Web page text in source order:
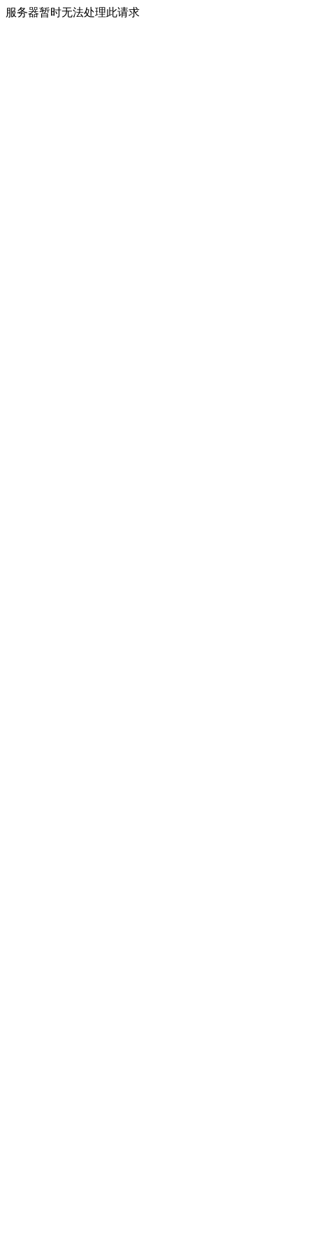
服务器暂时无法处理此请求